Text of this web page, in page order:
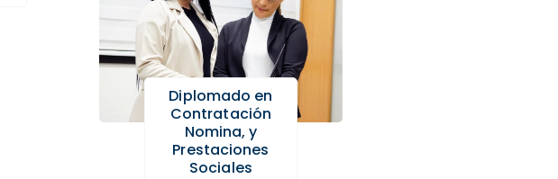
Diplomado en
Contratación
Nomina, y
Prestaciones
Sociales